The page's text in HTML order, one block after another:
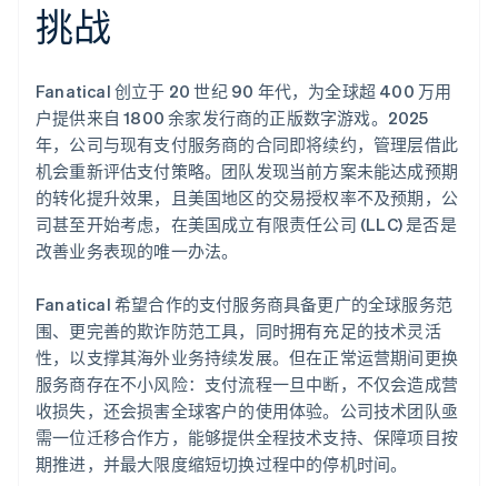
挑战
Fanatical 创立于 20 世纪 90 年代，为全球超 400 万用
户提供来自 1800 余家发行商的正版数字游戏。2025
年，公司与现有支付服务商的合同即将续约，管理层借此
机会重新评估支付策略。团队发现当前方案未能达成预期
的转化提升效果，且美国地区的交易授权率不及预期，公
司甚至开始考虑，在美国成立有限责任公司 (LLC) 是否是
改善业务表现的唯一办法。
Fanatical 希望合作的支付服务商具备更广的全球服务范
围、更完善的欺诈防范工具，同时拥有充足的技术灵活
性，以支撑其海外业务持续发展。但在正常运营期间更换
服务商存在不小风险：支付流程一旦中断，不仅会造成营
收损失，还会损害全球客户的使用体验。公司技术团队亟
需一位迁移合作方，能够提供全程技术支持、保障项目按
期推进，并最大限度缩短切换过程中的停机时间。